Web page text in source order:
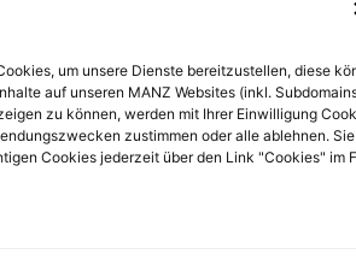
um unsere Dienste bereitzustellen, diese
auf unseren MANZ Websites (inkl.
zu können, werden mit Ihrer Einwilligung
zustimmen oder alle ablehnen. Sie
Cookies jederzeit über den Link "Cookies" im